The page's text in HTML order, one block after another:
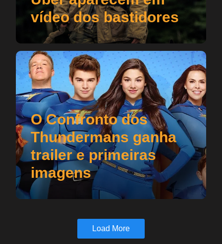
vídeo dos bastidores
O Confronto dos
Thundermans ganha
trailer e primeiras
imagens
Load More